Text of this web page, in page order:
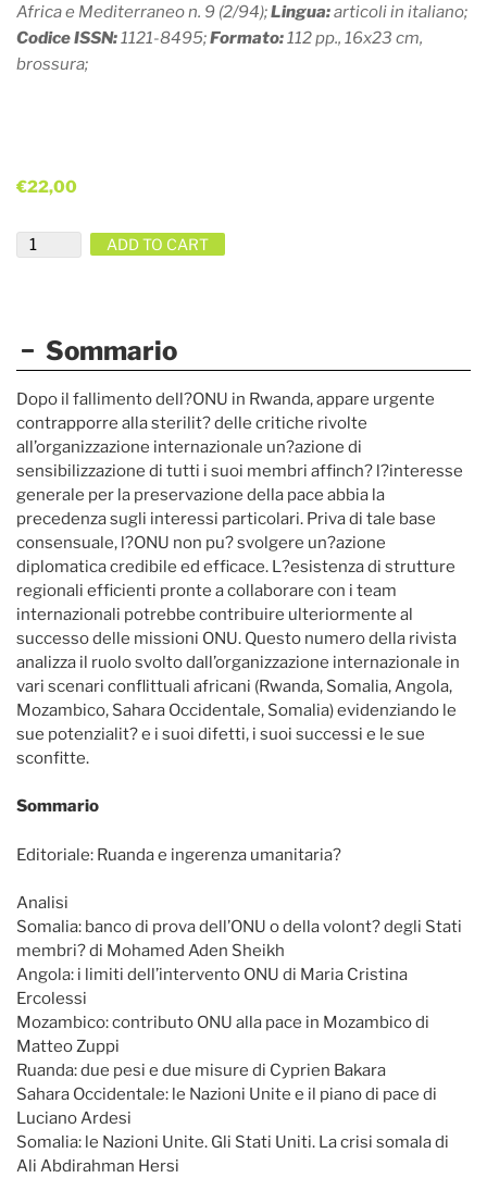
Africa e Mediterraneo n. 9 (2/94);Lingua:articoli in italiano;
Codice ISSN:1121-8495;Formato:112 pp., 16x23 cm,
brossura;
€22,00
Quantity ADD TO CART
Sommario
Dopo il fallimento dell?ONU in Rwanda, appare urgente
contrapporre alla sterilit? delle critiche rivolte
all’organizzazione internazionale un?azione di
sensibilizzazione di tutti i suoi membri affinch? l?interesse
generale per la preservazione della pace abbia la
precedenza sugli interessi particolari. Priva di tale base
consensuale, l?ONU non pu? svolgere un?azione
diplomatica credibile ed efficace. L?esistenza di strutture
regionali efficienti pronte a collaborare con i team
internazionali potrebbe contribuire ulteriormente al
successo delle missioni ONU. Questo numero della rivista
analizza il ruolo svolto dall’organizzazione internazionale in
vari scenari conflittuali africani (Rwanda, Somalia, Angola,
Mozambico, Sahara Occidentale, Somalia) evidenziando le
sue potenzialit? e i suoi difetti, i suoi successi e le sue
sconfitte.
Sommario
Editoriale: Ruanda e ingerenza umanitaria?
Analisi
Somalia: banco di prova dell’ONU o della volont? degli Stati
membri? di Mohamed Aden Sheikh
Angola: i limiti dell’intervento ONU di Maria Cristina
Ercolessi
Mozambico: contributo ONU alla pace in Mozambico di
Matteo Zuppi
Ruanda: due pesi e due misure di Cyprien Bakara
Sahara Occidentale: le Nazioni Unite e il piano di pace di
Luciano Ardesi
Somalia: le Nazioni Unite. Gli Stati Uniti. La crisi somala di
Ali Abdirahman Hersi